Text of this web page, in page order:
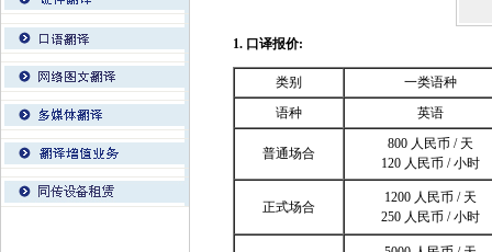
1. 口译报价:
类别
一类语种
语种
英语
普通场合
800 人民币 / 天
120 人民币 / 小时
正式场合
1200 人民币 / 天
250 人民币 / 小时